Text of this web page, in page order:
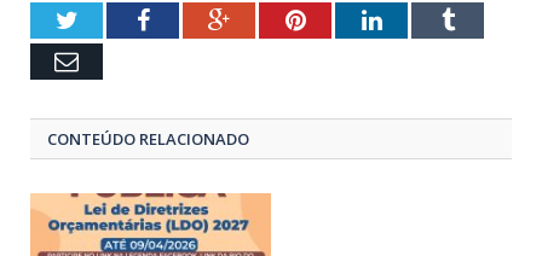
TwitterFacebookGoogle+PinterestLinkedInTumblr
Email
CONTEÚDO RELACIONADO